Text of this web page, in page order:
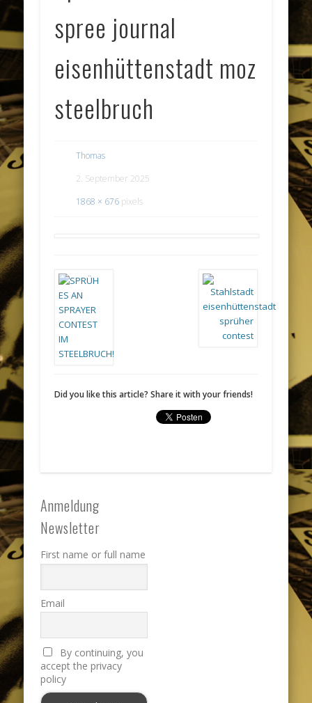
spree journal
eisenhüttenstadt moz
steelbruch
Thomas
2. September 2025
1868 × 676 pixels
Did you like this article? Share it with your friends!
Anmeldung
Newsletter
First name or full name
Email
By continuing, you
accept the privacy
policy